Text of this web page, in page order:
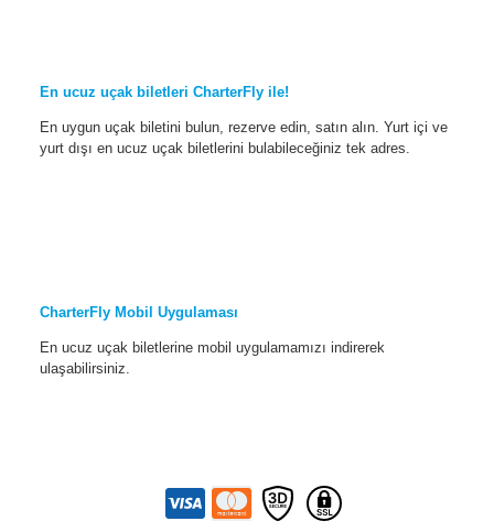
En ucuz uçak biletleri CharterFly ile!
En uygun uçak biletini bulun, rezerve edin, satın alın. Yurt içi ve
yurt dışı en ucuz uçak biletlerini bulabileceğiniz tek adres.
CharterFly Mobil Uygulaması
En ucuz uçak biletlerine mobil uygulamamızı indirerek
ulaşabilirsiniz.